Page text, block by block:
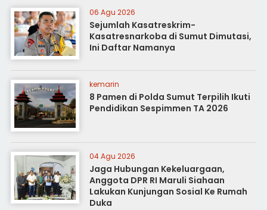
06 Agu 2026
Sejumlah Kasatreskrim-
Kasatresnarkoba di Sumut Dimutasi,
Ini Daftar Namanya
kemarin
8 Pamen di Polda Sumut Terpilih Ikuti
Pendidikan Sespimmen TA 2026
04 Agu 2026
Jaga Hubungan Kekeluargaan,
Anggota DPR RI Maruli Siahaan
Lakukan Kunjungan Sosial Ke Rumah
Duka